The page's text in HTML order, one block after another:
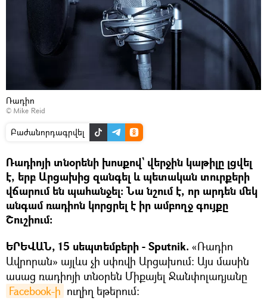
Ռադիո
© Mike Reid
Բաժանորդագրվել
Ռադիոյի տնօրենի խոսքով` վերջին կաթիլը լցվել
է, երբ Արցախից զանգել և պետական տուրքերի
վճարում են պահանջել։ Նա նշում է, որ արդեն մեկ
անգամ ռադիոն կորցրել է իր ամբողջ գույքը
Շուշիում։
ԵՐԵՎԱՆ, 15 սեպտեմբերի - Sputnik. «Ռադիո
Ավրորան» այլևս չի սփռվի Արցախում։ Այս մասին
ասաց ռադիոյի տնօրեն Միքայել Ջանփոլադյանը
Facebook-ի ուղիղ եթերում։